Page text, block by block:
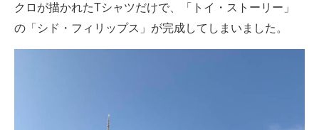
クロが描かれたTシャツだけで、「トイ・ストーリー」
の「シド・フィリップス」が完成してしまいました。